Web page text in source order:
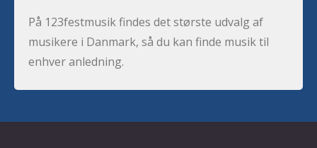
På 123festmusik findes det største udvalg af
musikere i Danmark, så du kan finde musik til
enhver anledning.